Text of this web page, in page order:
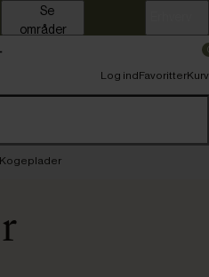
områder
Log indFavoritterKurv
Kogeplader